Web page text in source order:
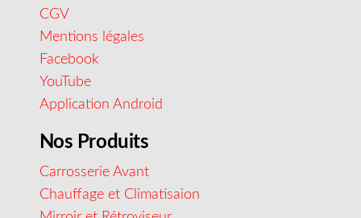
CGV
Mentions légales
Facebook
YouTube
Application Android
Nos Produits
Carrosserie Avant
Chauffage et Climatisaion